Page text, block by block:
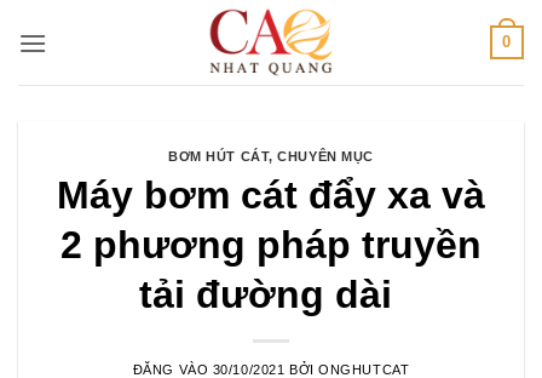
qua
0
BƠM HÚT CÁT,CHUYÊN MỤC
Máy bơm cát đẩy xa và
2 phương pháp truyền
tải đường dài
ĐĂNG VÀO 30/10/2021 BỞIONGHUTCAT